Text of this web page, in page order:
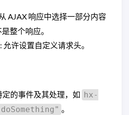
AJAX 响应中选择一部分内容
整个响应。
: 允许设置自定义请求头。
定的事件及其处理，如 hx-
。